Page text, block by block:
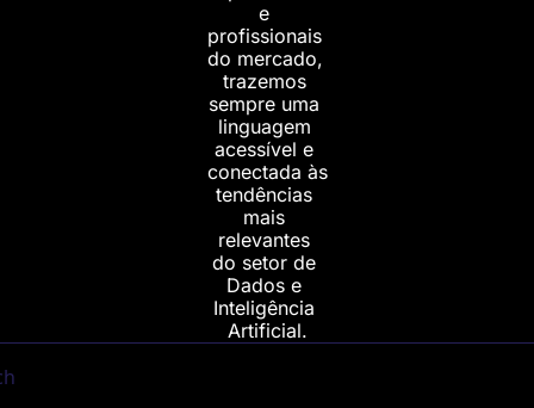
e
profissionais
do mercado,
trazemos
sempre uma
linguagem
acessível e
conectada às
tendências
mais
relevantes
do setor de
Dados e
Inteligência
Artificial.